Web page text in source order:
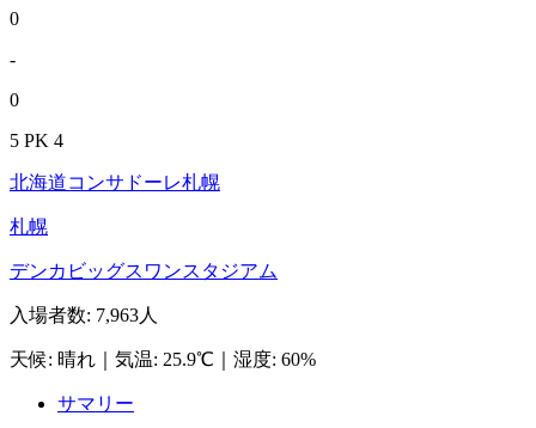
0
-
0
5 PK 4
北海道コンサドーレ札幌
札幌
デンカビッグスワンスタジアム
入場者数: 7,963人
天候: 晴れ 気温: 25.9℃ 湿度: 60%
サマリー